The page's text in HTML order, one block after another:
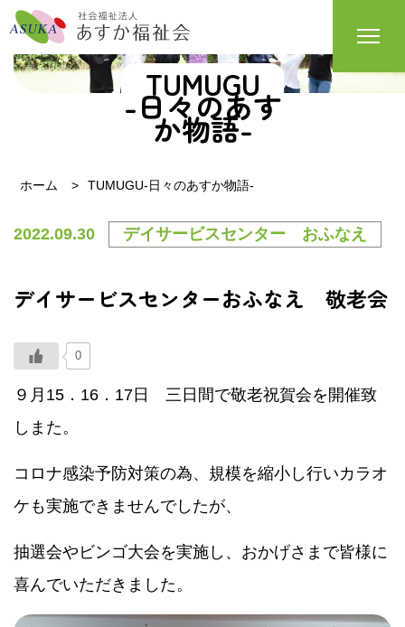
TUMUGU
-日々のあす
か物語-
ホーム TUMUGU-日々のあすか物語-
2022.09.30 デイサービスセンター おふなえ
デイサービスセンターおふなえ 敬老会
0
９月15．16．17日 三日間で敬老祝賀会を開催致
しまた。
コロナ感染予防対策の為、規模を縮小し行いカラオ
ケも実施できませんでしたが、
抽選会やビンゴ大会を実施し、おかげさまで皆様に
喜んでいただきました。